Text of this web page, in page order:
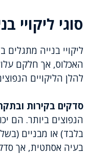
סוגי ליקויי
ליקויי בנייה
האכלוס, אך חלקם
להלן הליקויים
סדקים בקירות
הנפוצים ביותר. הם
בלבד) או מבניים
בעיה אסתטית, אך